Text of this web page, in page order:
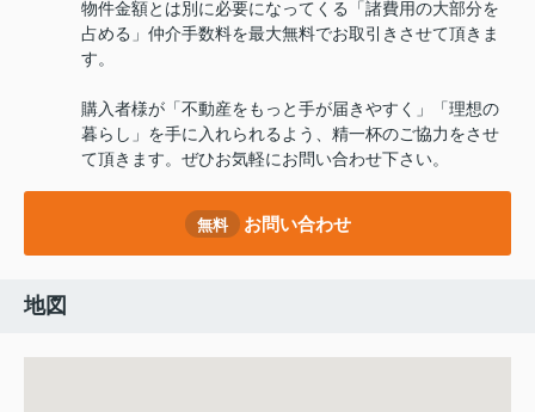
物件金額とは別に必要になってくる「諸費用の大部分を
占める」仲介手数料を最大無料でお取引きさせて頂きま
す。
購入者様が「不動産をもっと手が届きやすく」「理想の
暮らし」を手に入れられるよう、精一杯のご協力をさせ
て頂きます。ぜひお気軽にお問い合わせ下さい。
無料 お問い合わせ
地図